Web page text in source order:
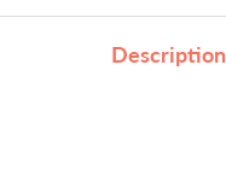
Description